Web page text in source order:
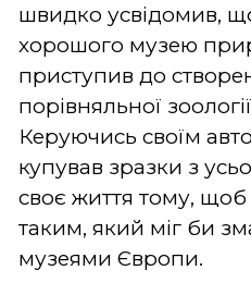
швидко усвідомив,
хорошого музею
приступив до
порівняльної
Керуючись своїм
купував зразки з
своє життя тому,
таким, який міг би
музеями Європи.